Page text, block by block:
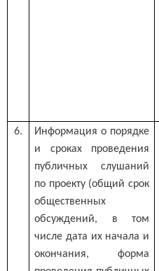
6.
Информация о порядке
и сроках проведения
публичных слушаний
по проекту (общий срок
общественных
обсуждений, в том
числе дата их начала и
окончания, форма